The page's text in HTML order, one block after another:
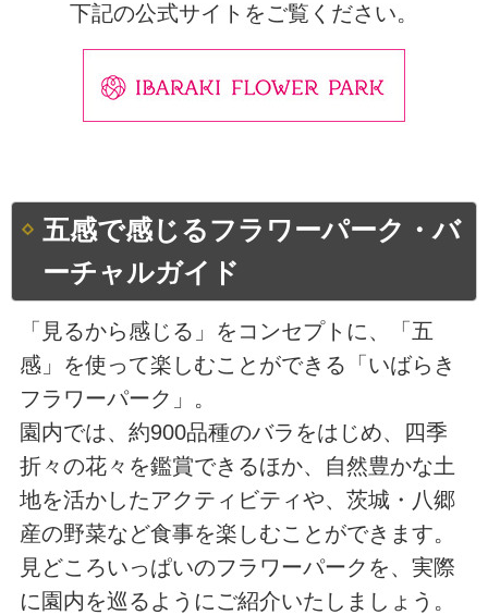
下記の公式サイトをご覧ください。
五感で感じるフラワーパーク・バ
ーチャルガイド
「見るから感じる」をコンセプトに、「五
感」を使って楽しむことができる「いばらき
フラワーパーク」。
園内では、約900品種のバラをはじめ、四季
折々の花々を鑑賞できるほか、自然豊かな土
地を活かしたアクティビティや、茨城・八郷
産の野菜など食事を楽しむことができます。
見どころいっぱいのフラワーパークを、実際
に園内を巡るようにご紹介いたしましょう。